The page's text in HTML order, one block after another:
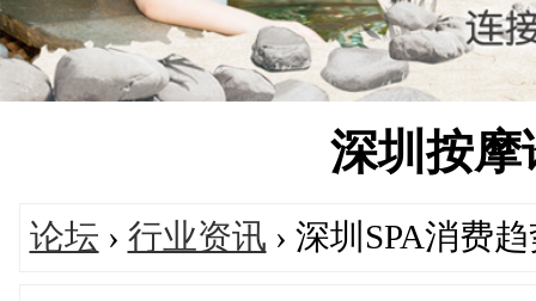
深圳按
论坛 › 行业资讯 › 深圳SPA消费